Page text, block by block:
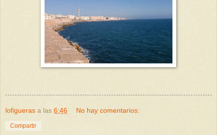
lofigueras a las 6:46 No hay comentarios:
Compartir